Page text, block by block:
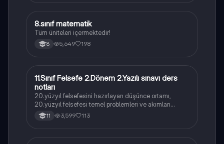
Matematik
8.sınıf matematik
Tüm üniteleri içermektedir!
8 5,649 198
Felsefe
11.Sınıf Felsefe 2.Dönem 2.Yazılı sınavı ders
notları
20.yüzyıl felsefesini hazırlayan düşünce ortamı,
20.yüzyıl felsefesi temel problemleri ve akımları
konularını içermektedir
11 3,599 113